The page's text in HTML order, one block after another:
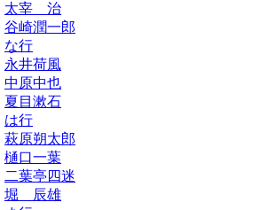
太宰 治
谷崎潤一郎
な行
永井荷風
中原中也
夏目漱石
は行
萩原朔太郎
樋口一葉
二葉亭四迷
堀 辰雄